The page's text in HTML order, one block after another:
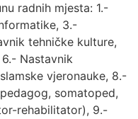
radnih mjesta: 1.-
3.-
tehničke kulture,
Nastavnik
vjeronauke, 8.-
somatoped,
rehabilitator), 9.-